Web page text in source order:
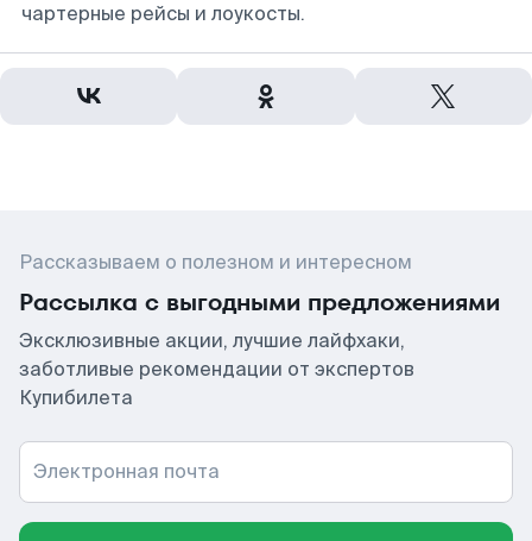
чартерные рейсы и лоукосты.
Рассказываем о полезном и интересном
Рассылка с выгодными предложениями
Эксклюзивные акции, лучшие лайфхаки,
заботливые рекомендации от экспертов
Купибилета
Электронная почта